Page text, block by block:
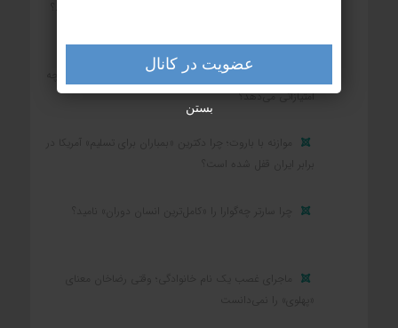
کشوری که در جنگ شکست می‌خورد و تسلیم می‌شود، چه
امتیازاتی می‌دهد؟
موازنه با باروت؛ چرا دکترین «بمباران برای تسلیم» آمریکا در
چرا سارتر چه‌گوارا را «کامل‌ترین انسان دوران» نامید؟
ماجرای غصب یک نام خانوادگی؛ وقتی رضاخان معنای
«پهلوی» را نمی‌دانست
عضویت در کانال
بستن